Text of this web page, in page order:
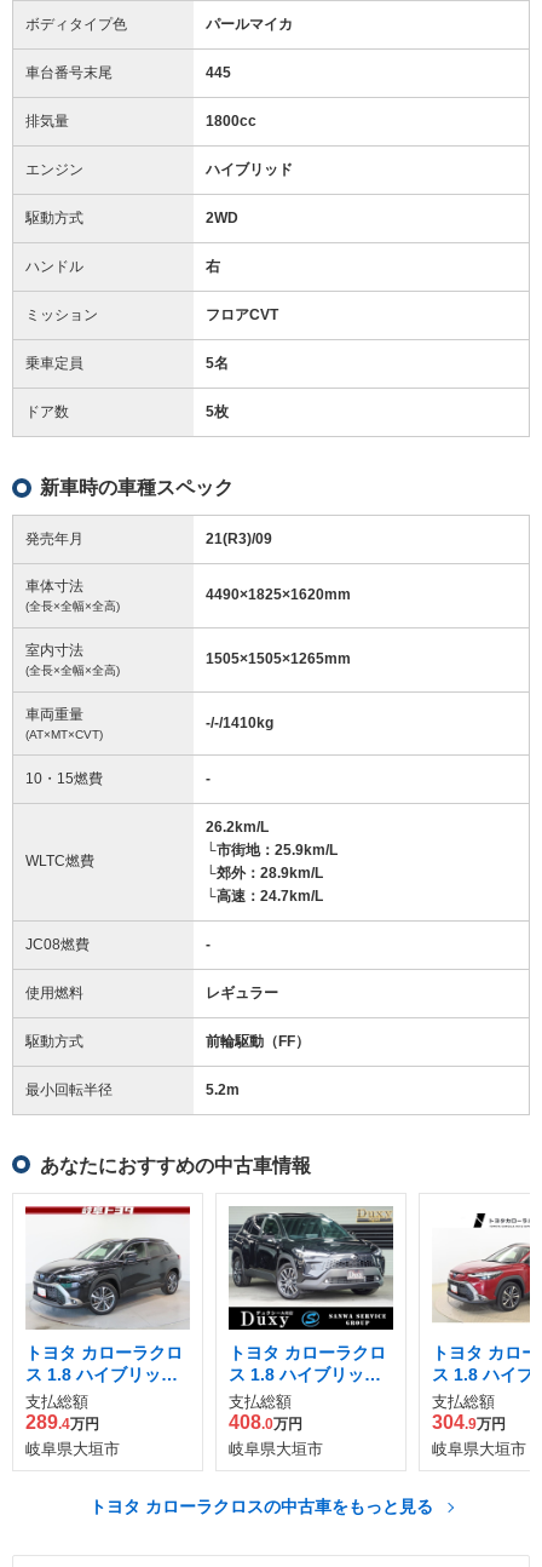
ボディタイプ色 パールマイカ
車台番号末尾 445
排気量 1800cc
エンジン ハイブリッド
駆動方式 2WD
ハンドル 右
ミッション フロアCVT
乗車定員 5名
ドア数 5枚
新車時の車種スペック
発売年月 21(R3)/09
車体寸法
(全長×全幅×全高)
4490×1825×1620mm
室内寸法
(全長×全幅×全高)
1505×1505×1265mm
車両重量
(AT×MT×CVT)
-/-/1410kg
10・15燃費 -
WLTC燃費
26.2km/L
└市街地：25.9km/L
└郊外：28.9km/L
└高速：24.7km/L
JC08燃費 -
使用燃料 レギュラー
駆動方式 前輪駆動（FF）
最小回転半径 5.2m
あなたにおすすめの中古車情報
トヨタ カローラクロ
ス 1.8 ハイブリッド
Z
支払総額
289.4万円
岐阜県大垣市
トヨタ カローラクロ
ス 1.8 ハイブリッド
Z
支払総額
408.0万円
岐阜県大垣市
トヨタ カロ
ス 1.8 ハイブ
Z
支払総額
304.9万円
岐阜県大垣市
トヨタ カローラクロスの中古車をもっと見る